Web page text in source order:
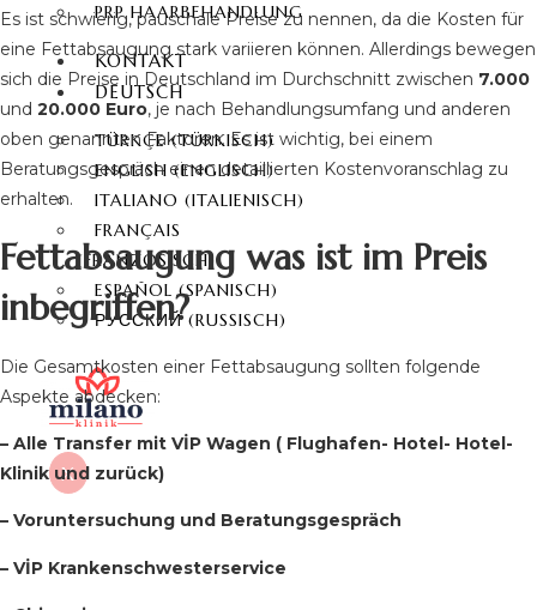
PRP HAARBEHANDLUNG
KONTAKT
DEUTSCH
TÜRKÇE(TÜRKISCH)
ENGLISH(ENGLISCH)
ITALIANO (ITALIENISCH)
FRANÇAIS
( FRANZÖSISCH)
ESPAÑOL (SPANISCH)
РУССКИЙ(RUSSISCH)
X
Es ist schwierig, pauschale Preise zu nennen, da die Kosten für
eine Fettabsaugung stark variieren können. Allerdings bewegen
sich die Preise in Deutschland im Durchschnitt zwischen 7.000
und 20.000 Euro, je nach Behandlungsumfang und anderen
oben genannten Faktoren. Es ist wichtig, bei einem
Beratungsgespräch einen detaillierten Kostenvoranschlag zu
erhalten.
Fettabsaugung was ist im Preis
inbegriffen?
Die Gesamtkosten einer Fettabsaugung sollten folgende
Aspekte abdecken:
– Alle Transfer mit VİP Wagen ( Flughafen- Hotel- Hotel-
Klinik und zurück)
– Voruntersuchung und Beratungsgespräch
– VİP Krankenschwesterservice